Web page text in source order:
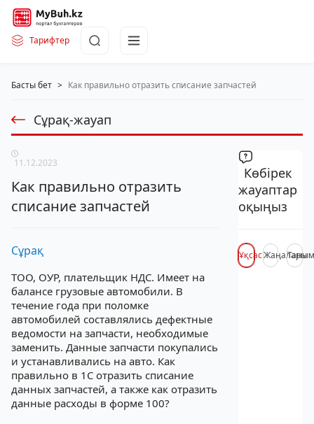
Тарифтер
Басты бет > Как правильно отразить списание запчастей
Сұрақ-жауап
11.12.2023
Как правильно отразить
списание запчастей
Сұрақ
ТОО, ОУР, плательщик НДС. Имеет на
балансе грузовые автомобили. В
течение года при поломке
автомобилей составлялись дефектные
ведомости на запчасти, необходимые
заменить. Данные запчасти покупались
и устанавливались на авто. Как
правильно в 1С отразить списание
данных запчастей, а также как отразить
данные расходы в форме 100?
Көбірек
жауаптар
оқыңыз
ҰқсасЖаңалары